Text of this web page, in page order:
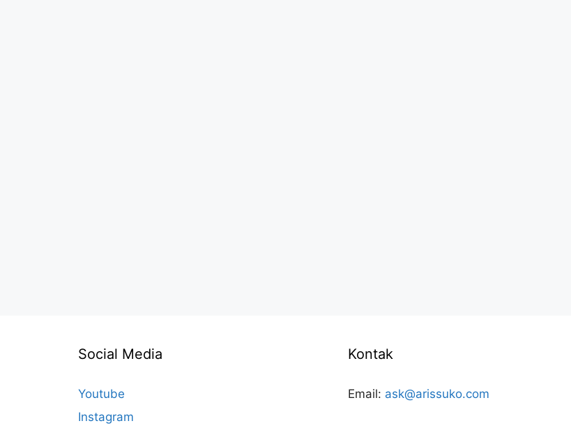
Social Media
Youtube
Instagram
Kontak
Email: ask@arissuko.com